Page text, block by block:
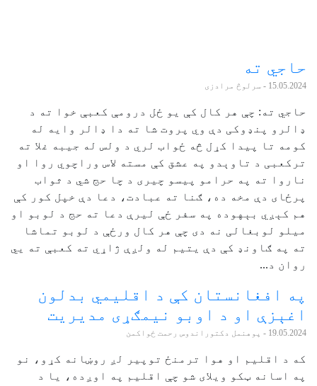
حاجي ته
15.05.2024 - سرلوڅ مرادزی
حاجي ته: چې هر کال کې یو ځل درومې کعبې خوا ته د
ډالرو پنډوکی دې وي پروت شا ته دا ډالر وایه له
کومه تا پيدا کړل څه ځواب لري د ولس له جیبه غلا ته
ترکعبی د تاوېدو په عشق کې مسته لاس وراچوي روا او
ناروا ته په حرامو پیسو چیری د چا حج شي د ثواب
پرځای دې مخه ده، ګنا ته عبادت، دعا دې خپل کور کې
هم کېږي بېهوده په سفر ځې لیرې دعا ته حج د لوبو او
میلو لوبغالی نه دی چې هر کال ورځې د لوبو تماشا
ته په ګاونډ کې دې یتیم له ولږې ژاړي ته کعبې ته يي
روان د...
په افغانستان کې د اقلیمي بدلون
اغېزې او د اوبو نیمګړی مدیریت
19.05.2024 - پوهنمل دکتوراندوس رحمت ځواکمن
که د اقلیم او هوا ترمنځ توپیر لږ روښانه کړو، نو
په اسانه ټکو ویلای شو چې اقلیم په اوږده، یا د